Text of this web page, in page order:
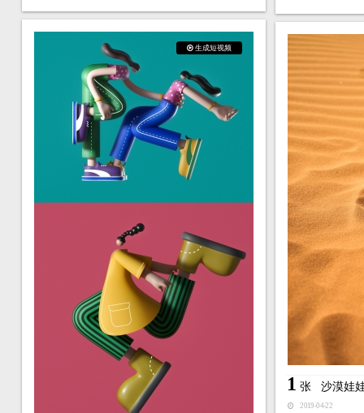
生成短视频
1 张 沙漠娃
2019-04-22